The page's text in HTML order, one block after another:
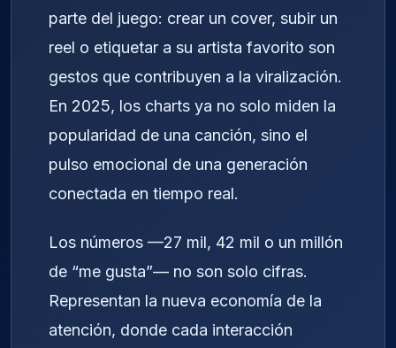
parte del juego: crear un cover, subir un
reel o etiquetar a su artista favorito son
gestos que contribuyen a la viralización.
En 2025, los charts ya no solo miden la
popularidad de una canción, sino el
pulso emocional de una generación
conectada en tiempo real.
Los números —27 mil, 42 mil o un millón
de “me gusta”— no son solo cifras.
Representan la nueva economía de la
atención, donde cada interacción